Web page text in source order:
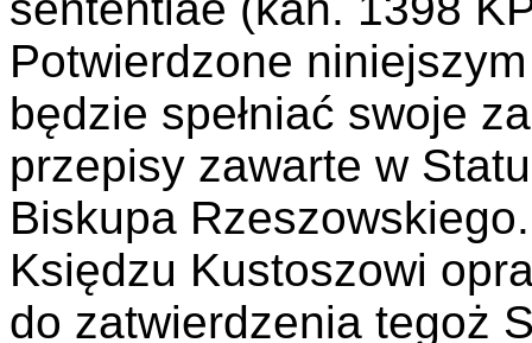
Potwierdzone
będzie spełniać swoje
przepisy zawarte w
Biskupa
Księdzu Kustoszowi
do zatwierdzenia tegoż